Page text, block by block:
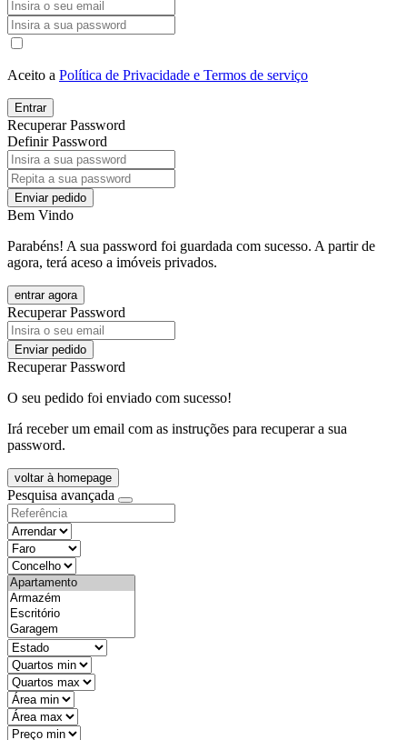
Aceito a Política de Privacidade e Termos de serviço
Entrar
Recuperar Password
Definir Password
Enviar pedido
Bem Vindo
Parabéns! A sua password foi guardada com sucesso. A partir de
agora, terá aceso a imóveis privados.
entrar agora
Recuperar Password
Enviar pedido
Recuperar Password
O seu pedido foi enviado com sucesso!
Irá receber um email com as instruções para recuperar a sua
password.
voltar à homepage
Pesquisa avançada
objective
districtId
countyId
types
state
mintypo
maxtypo
minarea
maxarea
minprice